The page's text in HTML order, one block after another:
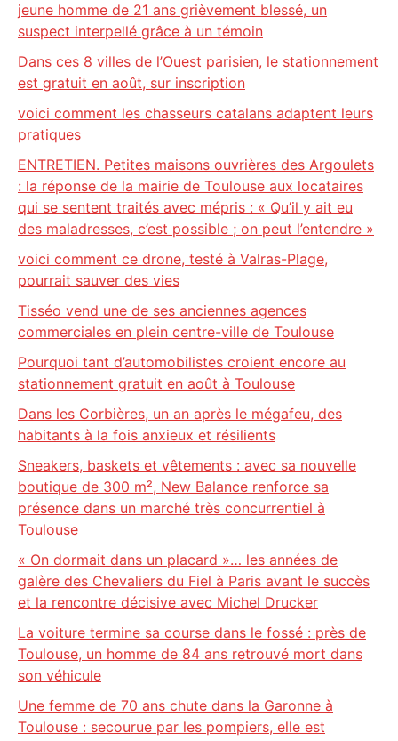
jeune homme de 21 ans grièvement blessé, un
suspect interpellé grâce à un témoin
Dans ces 8 villes de l’Ouest parisien, le stationnement
est gratuit en août, sur inscription
voici comment les chasseurs catalans adaptent leurs
pratiques
ENTRETIEN. Petites maisons ouvrières des Argoulets
: la réponse de la mairie de Toulouse aux locataires
qui se sentent traités avec mépris : « Qu’il y ait eu
des maladresses, c’est possible ; on peut l’entendre »
voici comment ce drone, testé à Valras-Plage,
pourrait sauver des vies
Tisséo vend une de ses anciennes agences
commerciales en plein centre-ville de Toulouse
Pourquoi tant d’automobilistes croient encore au
stationnement gratuit en août à Toulouse
Dans les Corbières, un an après le mégafeu, des
habitants à la fois anxieux et résilients
Sneakers, baskets et vêtements : avec sa nouvelle
boutique de 300 m², New Balance renforce sa
présence dans un marché très concurrentiel à
Toulouse
« On dormait dans un placard »… les années de
galère des Chevaliers du Fiel à Paris avant le succès
et la rencontre décisive avec Michel Drucker
La voiture termine sa course dans le fossé : près de
Toulouse, un homme de 84 ans retrouvé mort dans
son véhicule
Une femme de 70 ans chute dans la Garonne à
Toulouse : secourue par les pompiers, elle est